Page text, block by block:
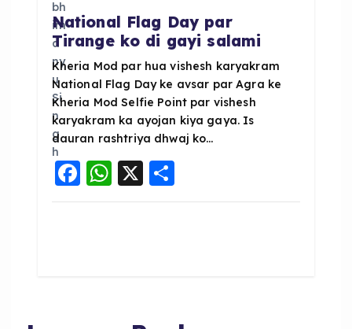
National Flag Day par
Tirange ko di gayi salami
Kheria Mod par hua vishesh karyakram
National Flag Day ke avsar par Agra ke
Kheria Mod Selfie Point par vishesh
karyakram ka ayojan kiya gaya. Is
dauran rashtriya dhwaj ko…
F
a
W
h
X S
h